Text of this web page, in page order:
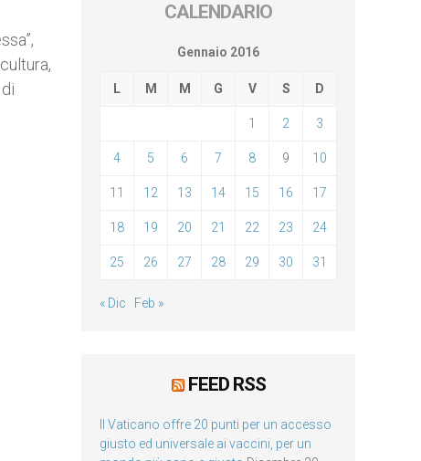
CALENDARIO
Gennaio 2016
L M M G V S D
1 2 3
4 5 6 7 8 9 10
11 12 13 14 15 16 17
18 19 20 21 22 23 24
25 26 27 28 29 30 31
« Dic Feb »
FEED RSS
Il Vaticano offre 20 punti per un accesso
giusto ed universale ai vaccini, per un